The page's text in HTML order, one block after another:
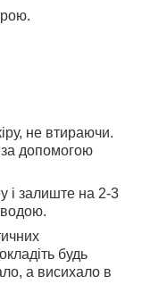
не втираючи.
за допомогою
і залиште на 2-3
будь
а висихало в